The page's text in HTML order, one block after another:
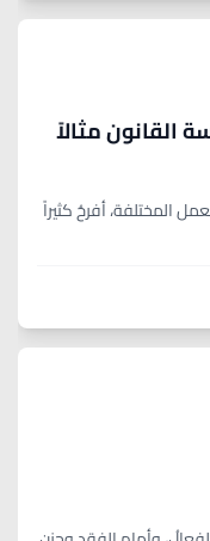
القانون مثالاً
المختلفة، أفرحُ كثيراً